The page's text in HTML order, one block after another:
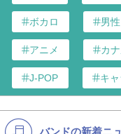
ボカロ 男
アニメ カ
J-POP キ
バンドの新着ニ